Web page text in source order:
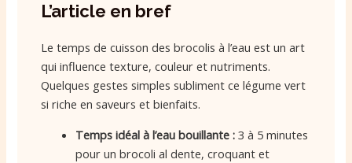
L’article en bref
Le temps de cuisson des brocolis à l’eau est un art
qui influence texture, couleur et nutriments.
Quelques gestes simples subliment ce légume vert
si riche en saveurs et bienfaits.
Temps idéal à l’eau bouillante : 3 à 5 minutes
pour un brocoli al dente, croquant et